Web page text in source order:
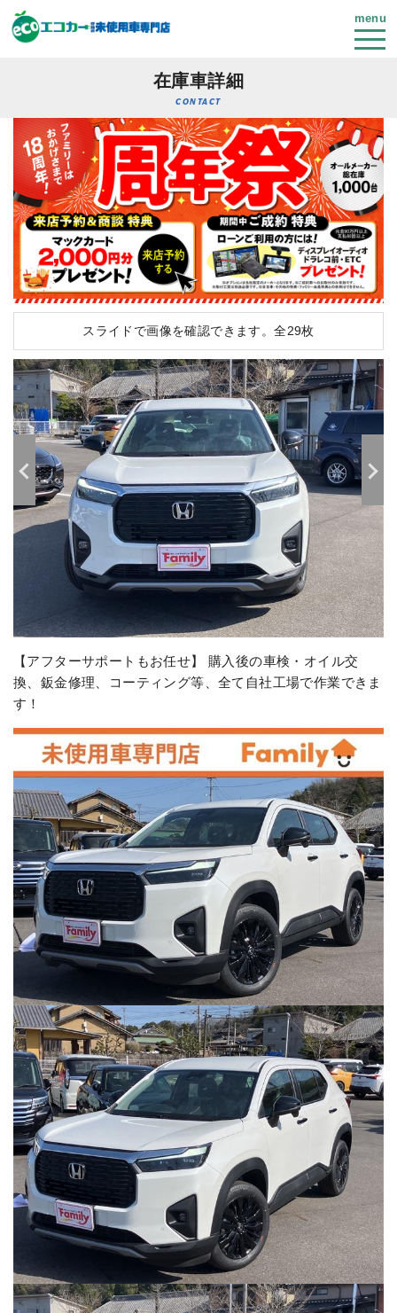
menu
在庫車詳細
CONTACT
スライドで画像を確認できます。全29枚
【アフターサポートもお任せ】 購入後の車検・オイル交
換、鈑金修理、コーティング等、全て自社工場で作業できま
す！